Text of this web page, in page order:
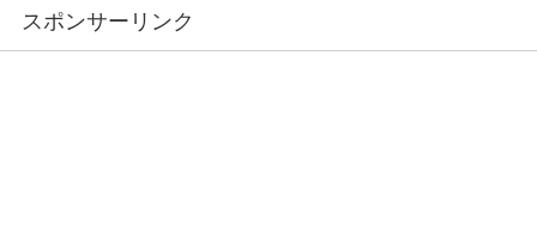
スポンサーリンク